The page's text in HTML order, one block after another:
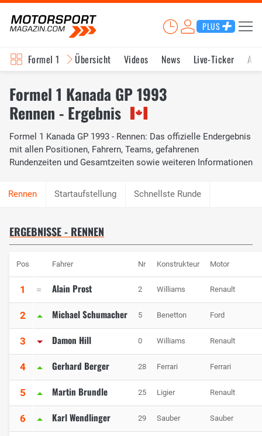
PLUS
Formel 1 Übersicht Videos News Live-Ticker
Formel 1 Kanada GP 1993
Rennen - Ergebnis
Formel 1 Kanada GP 1993 - Rennen: Das offizielle Endergebnis
mit allen Positionen, Fahrern, Teams, gefahrenen
Rundenzeiten und Gesamtzeiten sowie weiteren Informationen
Startaufstellung Schnellste Runde
ERGEBNISSE - RENNEN
Pos Fahrer Nr Konstrukteur Motor
1 Alain Prost 2 Williams Renault
2 Michael Schumacher 5 Benetton Ford
3 Damon Hill 0 Williams Renault
4 Gerhard Berger 28 Ferrari Ferrari
5 Martin Brundle 25 Ligier Renault
6 Karl Wendlinger 29 Sauber Sauber